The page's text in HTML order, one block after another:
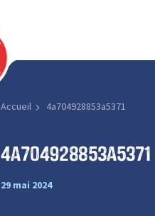
Accueil 4a704928853a5371
4a704928853a5371
29 mai 2024